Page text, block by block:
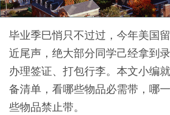
毕业季巳悄只不过过，今年美国
近尾声，绝大部分同学己经拿到
办理签证、打包行李。本文小编
备清单，看哪些物品必需带，哪
些物品禁止带。